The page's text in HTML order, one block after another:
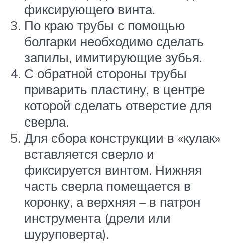
фиксирующего винта.
По краю трубы с помощью
болгарки необходимо сделать
запилы, имитирующие зубья.
С обратной стороны трубы
приварить пластину, в центре
которой сделать отверстие для
сверла.
Для сбора конструкции в «кулак»
вставляется сверло и
фиксируется винтом. Нижняя
часть сверла помещается в
коронку, а верхняя – в патрон
инструмента (дрели или
шуруповерта).